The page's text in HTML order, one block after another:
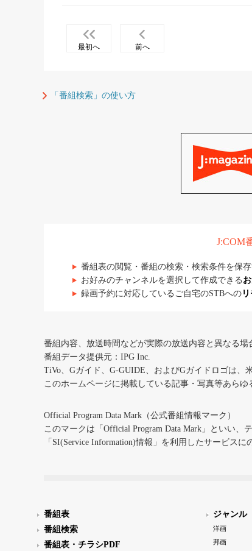
最初へ 前へ
「番組検索」の使い方
J:COM
番組表の閲覧・番組の検索・検索条件を保
お好みのチャンネルを選択して作成できる
録画予約に対応しているご自宅のSTBへの
番組内容、放送時間などが実際の放送内容と異なる場
番組データ提供元：IPG Inc.
TiVo、Gガイド、G-GUIDE、およびGガイドロゴは、
このホームページに掲載している記事・写真等あらゆ
Official Program Data Mark（公式番組情報マーク）
このマークは「Official Program Data Mark」といい、
「SI(Service Information)情報」を利用したサービスに
番組表
番組検索
番組表・チラシPDF
ジャンル
洋画
邦画